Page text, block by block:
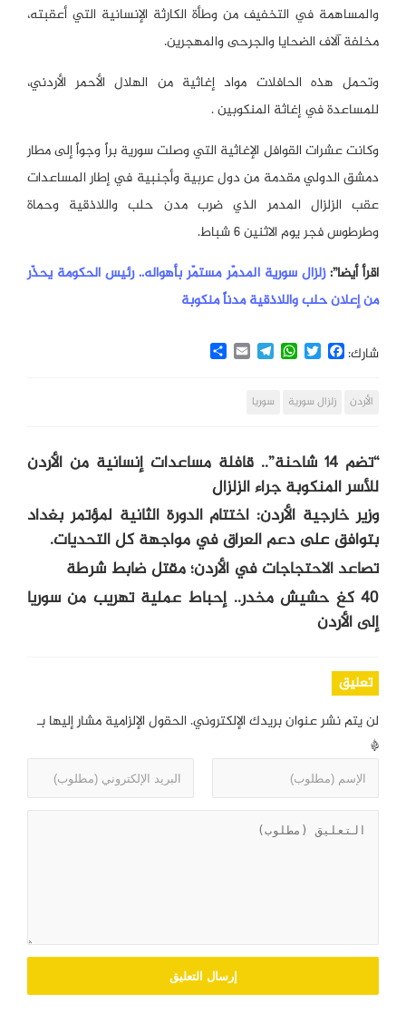
والمساهمة في التخفيف من وطأة الكارثة الإنسانية التي أعقبته،
مخلفة آلاف الضحايا والجرحى والمهجرين.
وتحمل هذه الحافلات مواد إغاثية من الهلال الأحمر الأردني،
للمساعدة في إغاثة المنكوبين .
وكانت عشرات القوافل الإغاثية التي وصلت سورية براً وجواً إلى مطار
دمشق الدولي مقدمة من دول عربية وأجنبية في إطار المساعدات
عقب الزلزال المدمر الذي ضرب مدن حلب واللاذقية وحماة
وطرطوس فجر يوم الاثنين 6 شباط.
اقرأ أيضا”:زلزال سورية المدمّر مستمّر بأهواله.. رئيس الحكومة يحذّر
من إعلان حلب واللاذقية مدناً منكوبة
شارك: Facebook
Twitter
WhatsApp
Telegram
Email
Share
الأردن زلزال سورية سوريا
“تضم 14 شاحنة”.. قافلة مساعدات إنسانية من الأردن
للأسر المنكوبة جراء الزلزال
وزير خارجية الأردن: اختتام الدورة الثانية لمؤتمر بغداد
بتوافق على دعم العراق في مواجهة كل التحديات.
تصاعد الاحتجاجات في الأردن؛ مقتل ضابط شرطة
40 كغ حشيش مخدر.. إحباط عملية تهريب من سوريا
إلى الأردن
تعليق
لن يتم نشر عنوان بريدك الإلكتروني. الحقول الإلزامية مشار إليها بـ
*